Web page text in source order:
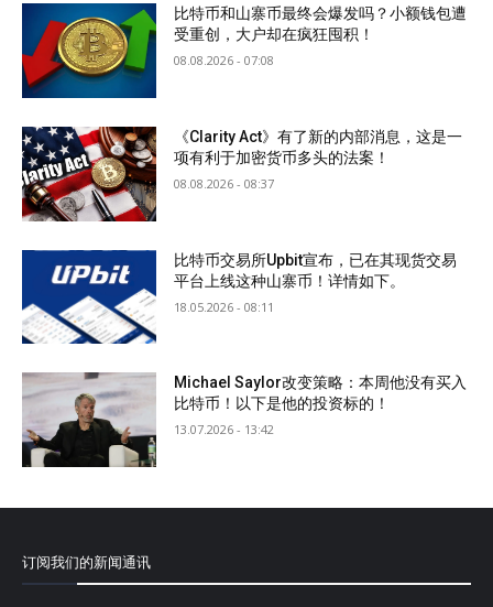
比特币和山寨币最终会爆发吗？小额钱包遭
受重创，大户却在疯狂囤积！
08.08.2026 - 07:08
《Clarity Act》有了新的内部消息，这是一
项有利于加密货币多头的法案！
08.08.2026 - 08:37
比特币交易所Upbit宣布，已在其现货交易
平台上线这种山寨币！详情如下。
18.05.2026 - 08:11
Michael Saylor改变策略：本周他没有买入
比特币！以下是他的投资标的！
13.07.2026 - 13:42
订阅我们的新闻通讯